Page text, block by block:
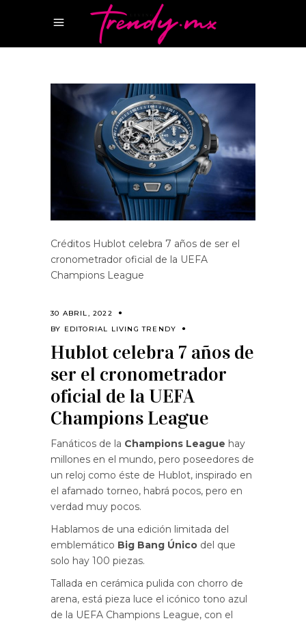
Créditos Hublot celebra 7 años de ser el
cronometrador oficial de la UEFA
Champions League
30 ABRIL, 2022
BY EDITORIAL LIVING TRENDY
Hublot celebra 7 años de
ser el cronometrador
oficial de la UEFA
Champions League
Fanáticos de la Champions League hay
millones en el mundo, pero poseedores de
un reloj como éste de Hublot, inspirado en
el afamado torneo, habrá pocos, pero en
verdad muy pocos.
Hablamos de una edición limitada del
emblemático Big Bang Único del que
solo hay 100 piezas.
Tallada en cerámica pulida con chorro de
arena, está pieza luce el icónico tono azul
de la UEFA Champions League, con el